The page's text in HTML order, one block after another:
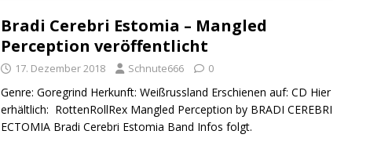
Bradi Cerebri Estomia – Mangled
Perception veröffentlicht
17. Dezember 2018 Schnute666 0
Genre: Goregrind Herkunft: Weißrussland Erschienen auf: CD Hier
erhältlich: RottenRollRex Mangled Perception by BRADI CEREBRI
ECTOMIA Bradi Cerebri Estomia Band Infos folgt.